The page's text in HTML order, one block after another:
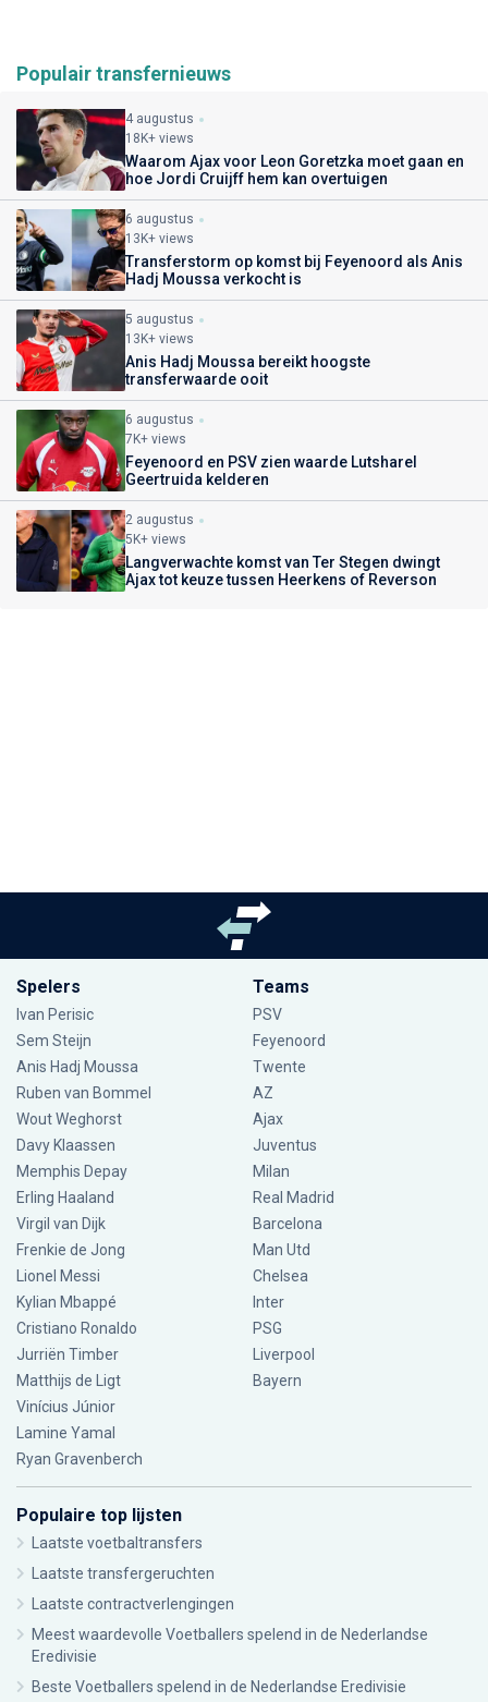
Populair transfernieuws
4 augustus
18K+ views
Waarom Ajax voor Leon Goretzka moet gaan en
hoe Jordi Cruijff hem kan overtuigen
6 augustus
13K+ views
Transferstorm op komst bij Feyenoord als Anis
Hadj Moussa verkocht is
5 augustus
13K+ views
Anis Hadj Moussa bereikt hoogste
transferwaarde ooit
6 augustus
7K+ views
Feyenoord en PSV zien waarde Lutsharel
Geertruida kelderen
2 augustus
5K+ views
Langverwachte komst van Ter Stegen dwingt
Ajax tot keuze tussen Heerkens of Reverson
Spelers
Ivan Perisic
Sem Steijn
Anis Hadj Moussa
Ruben van Bommel
Wout Weghorst
Davy Klaassen
Memphis Depay
Erling Haaland
Virgil van Dijk
Frenkie de Jong
Lionel Messi
Kylian Mbappé
Cristiano Ronaldo
Jurriën Timber
Matthijs de Ligt
Vinícius Júnior
Lamine Yamal
Ryan Gravenberch
Teams
PSV
Feyenoord
Twente
AZ
Ajax
Juventus
Milan
Real Madrid
Barcelona
Man Utd
Chelsea
Inter
PSG
Liverpool
Bayern
Populaire top lijsten
Laatste voetbaltransfers
Laatste transfergeruchten
Laatste contractverlengingen
Meest waardevolle Voetballers spelend in de Nederlandse
Eredivisie
Beste Voetballers spelend in de Nederlandse Eredivisie